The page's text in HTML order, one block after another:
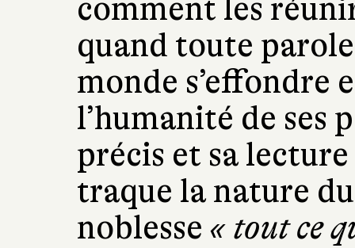
comment les
quand toute
monde s’effondre
l’humanité de ses
précis et sa
traque la nature
noblesse « tout ce